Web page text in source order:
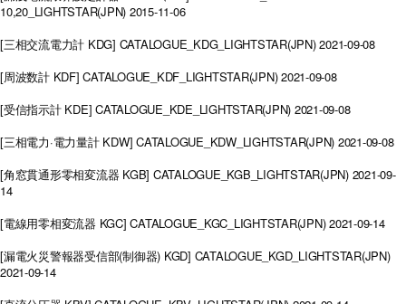
10,20_LIGHTSTAR(JPN) 2015-11-06
[三相交流電力計 KDG] CATALOGUE_KDG_LIGHTSTAR(JPN)2021-09-08
[周波数計 KDF] CATALOGUE_KDF_LIGHTSTAR(JPN)2021-09-08
[受信指示計 KDE] CATALOGUE_KDE_LIGHTSTAR(JPN) 2021-09-08
[三相電力·電力量計 KDW] CATALOGUE_KDW_LIGHTSTAR(JPN) 2021-09-08
[角窓貫通形零相変流器 KGB] CATALOGUE_KGB_LIGHTSTAR(JPN) 2021-09-
14
[電線用零相変流器 KGC] CATALOGUE_KGC_LIGHTSTAR(JPN)2021-09-14
[漏電火災警報器受信部(制御器) KGD] CATALOGUE_KGD_LIGHTSTAR(JPN)
2021-09-14